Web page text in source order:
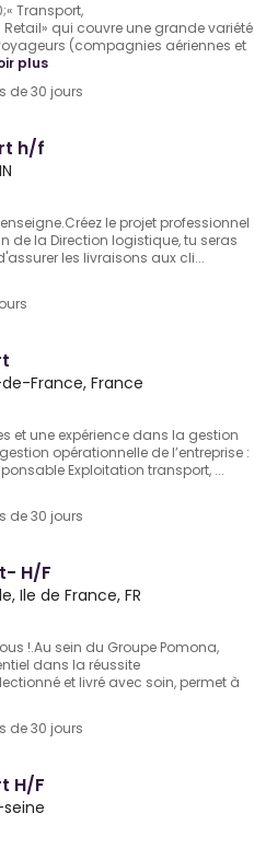
Transport,
qui couvre une grande variété
(compagnies aériennes et
plus
de 30 jours
h/f
le projet professionnel
de la Direction logistique, tu seras
les livraisons aux cli...
France, France
et une expérience dans la gestion
opérationnelle de l’entreprise :
Exploitation transport, ...
de 30 jours
H/F
Ile de France, FR
!.Au sein du Groupe Pomona,
dans la réussite
et livré avec soin, permet à
de 30 jours
H/F